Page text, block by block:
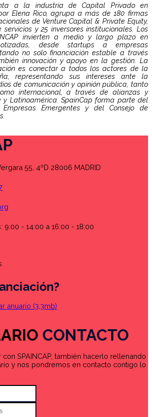
a la industria de Capital Privado en
Elena Rico, agrupa a más de 180 firmas
de Venture Capital & Private Equity,
servicios y 25 inversores institucionales. Los
invierten a medio y largo plazo en
desde startups a empresas
no solo financiación estable a través
innovación y apoyo en la gestión. La
es conectar a todos los actores de la
representando sus intereses ante la
de comunicación y opinión pública, tanto
internacional, a través de alianzas y
y Latinoamérica. SpainCap forma parte del
Emergentes y del Consejo de
55, 4ºD 28006 MADRID
9:00 - 14:00 a 16:00 - 18:00
anuario (3,3mb)
CONTACTO
SPAINCAP, también hacerlo rellenando
y nos pondremos en contacto contigo lo